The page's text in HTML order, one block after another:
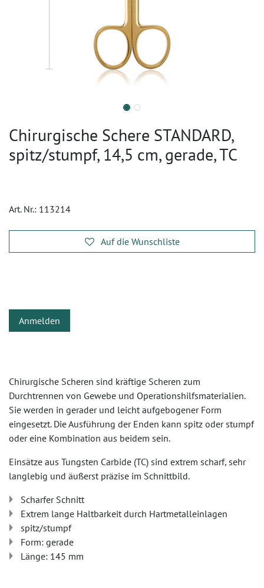
Chirurgische Schere STANDARD,
spitz/stumpf, 14,5 cm, gerade, TC
Art. Nr.: 113214
Auf die Wunschliste
Anmelden
Chirurgische Scheren sind kräftige Scheren zum
Durchtrennen von Gewebe und Operationshilfsmaterialien.
Sie werden in gerader und leicht aufgebogener Form
eingesetzt. Die Ausführung der Enden kann spitz oder stumpf
oder eine Kombination aus beidem sein.
Einsätze aus Tungsten Carbide (TC) sind extrem scharf, sehr
langlebig und äußerst präzise im Schnittbild.
Scharfer Schnitt
Extrem lange Haltbarkeit durch Hartmetalleinlagen
spitz/stumpf
Form: gerade
Länge: 145 mm